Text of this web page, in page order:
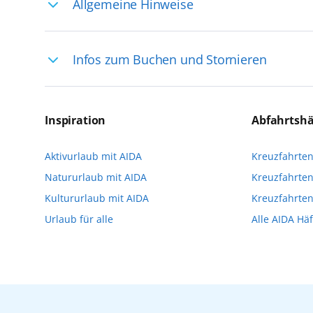
Allgemeine Hinweise
selten, sodass dort englischsprachige
das Reiseerlebnis
Infos zum Buchen und Stornieren
Reservierungsanfrage über aida.de/
Verfügung stehen. Deshalb empfehlen
vorzunehmen.
Inspiration
Aktivurlaub mit AIDA
Natururlaub mit AIDA
Kultururlaub mit AIDA
Urlaub für alle
Alle AIDA